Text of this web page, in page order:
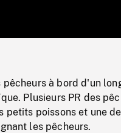
pêcheurs à bord d'un
Plusieurs PR des
petits poissons et une
les pêcheurs.